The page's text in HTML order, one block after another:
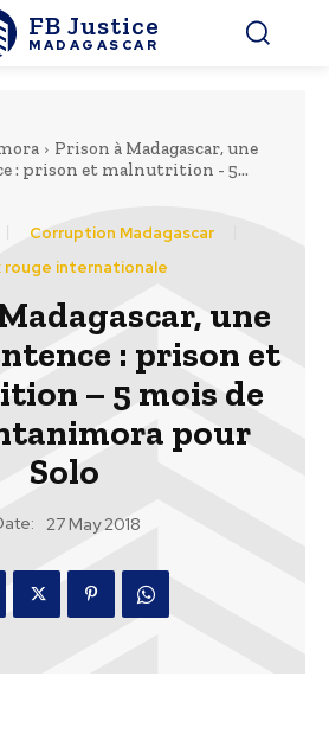
FB Justice
MADAGASCAR
Prison à Madagascar, une
: prison et malnutrition - 5...
Corruption Madagascar
rouge internationale
une
: prison et
– 5 mois de
pour
Solo
27 May 2018